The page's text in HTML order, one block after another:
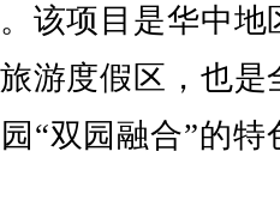
该项目是华中地
游度假区，也是
“双园融合”的特